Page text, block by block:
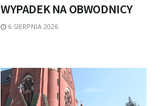
WYPADEK NA OBWODNICY
6 SIERPNIA 2026